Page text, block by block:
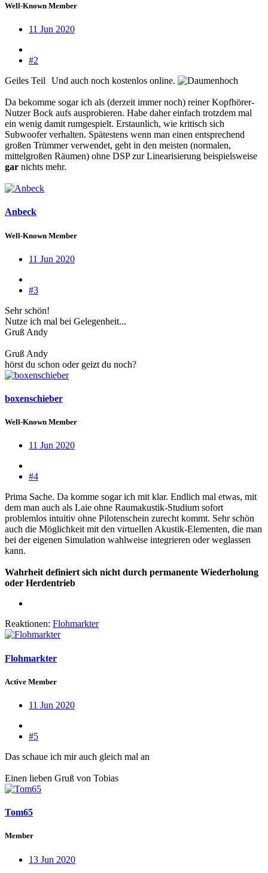
Well-Known Member
11 Jun 2020
#2
Geiles Teil
Und auch noch kostenlos online.
Da bekomme sogar ich als (derzeit immer noch) reiner Kopfhörer-
Nutzer Bock aufs ausprobieren. Habe daher einfach trotzdem mal
ein wenig damit rumgespielt. Erstaunlich, wie kritisch sich
Subwoofer verhalten. Spätestens wenn man einen entsprechend
großen Trümmer verwendet, geht in den meisten (normalen,
mittelgroßen Räumen) ohne DSP zur Linearisierung beispielsweise
gar nichts mehr.
Anbeck
Well-Known Member
11 Jun 2020
#3
Sehr schön!
Nutze ich mal bei Gelegenheit...
Gruß Andy
Gruß Andy
hörst du schon oder geizt du noch?
boxenschieber
Well-Known Member
11 Jun 2020
#4
Prima Sache. Da komme sogar ich mit klar. Endlich mal etwas, mit
dem man auch als Laie ohne Raumakustik-Studium sofort
problemlos intuitiv ohne Pilotenschein zurecht kommt. Sehr schön
auch die Möglichkeit mit den virtuellen Akustik-Elementen, die man
bei der eigenen Simulation wahlweise integrieren oder weglassen
kann.
Wahrheit definiert sich nicht durch permanente Wiederholung
oder Herdentrieb
Reaktionen: Flohmarkter
Flohmarkter
Active Member
11 Jun 2020
#5
Das schaue ich mir auch gleich mal an
Einen lieben Gruß von Tobias
Tom65
Member
13 Jun 2020